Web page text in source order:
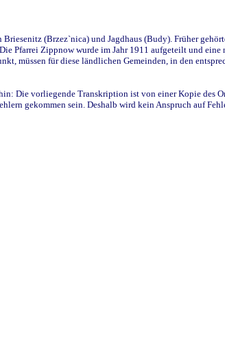
(Brzez`nica) und Jagdhaus (Budy). Früher
Pfarrei Zippnow wurde im Jahr 1911 aufgeteilt und
für diese ländlichen Gemeinden, in den
Die vorliegende Transkription ist von einer Kopie des
gekommen sein. Deshalb wird kein Anspruch auf